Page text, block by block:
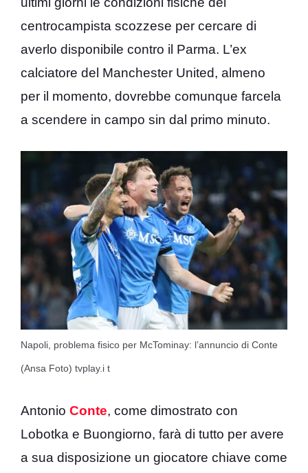
centrocampista scozzese per cercare di
averlo disponibile contro il Parma. L’ex
calciatore del Manchester United, almeno
per il momento, dovrebbe comunque farcela
a scendere in campo sin dal primo minuto.
Napoli, problema fisico per McTominay: l’annuncio di Conte
(Ansa Foto) tvplay.i t
Antonio Conte, come dimostrato con
Lobotka e Buongiorno, farà di tutto per avere
a sua disposizione un giocatore chiave come